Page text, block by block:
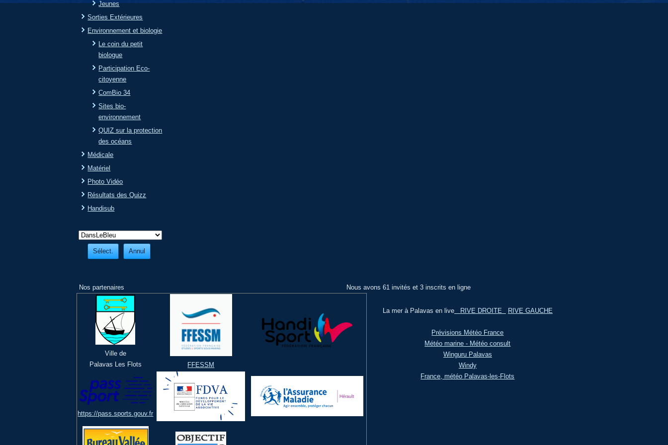
Jeunes
Sorties Extérieures
Environnement et biologie
Le coin du petit
biologue
Participation Eco-
citoyenne
ComBio 34
Sites bio-
environnement
QUIZ sur la protection
des océans
Médicale
Matériel
Photo Vidéo
Résultats des Quizz
Handisub
Nos partenaires
Ville de
Palavas Les Flots
FFESSM
https://pass.sports.gouv.fr
Nous avons 61 invités et 3 inscrits en ligne
La mer à Palavas en liveRIVE DROITE RIVE GAUCHE
Prévisions Météo France
Météo marine - Météo consult
Winguru Palavas
Windy
France, météo Palavas-les-Flots